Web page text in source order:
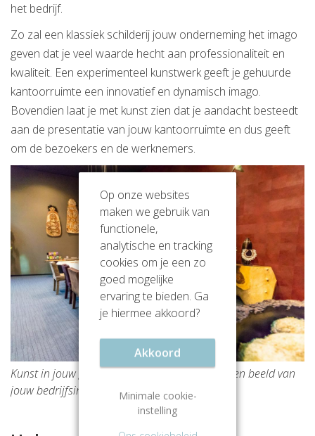
het bedrijf.
Zo zal een klassiek schilderij jouw onderneming het imago
geven dat je veel waarde hecht aan professionaliteit en
kwaliteit. Een experimenteel kunstwerk geeft je gehuurde
kantoorruimte een innovatief en dynamisch imago.
Bovendien laat je met kunst zien dat je aandacht besteedt
aan de presentatie van jouw kantoorruimte en dus geeft
om de bezoekers en de werknemers.
Kunst in jouw gehuurde kantoorruimte geeft een beeld van
jouw bedrijfsimago.
Op onze websites
maken we gebruik van
functionele,
analytische en tracking
cookies om je een zo
goed mogelijke
ervaring te bieden. Ga
je hiermee akkoord?
Akkoord
Minimale cookie-
instelling